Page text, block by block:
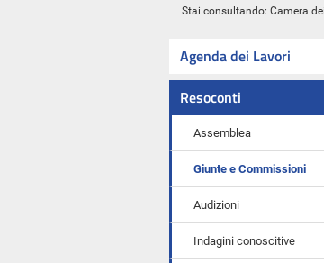
Stai consultando: Camera
Agenda dei Lavori
Resoconti
Assemblea
Giunte e Commissioni
Audizioni
Indagini conoscitive